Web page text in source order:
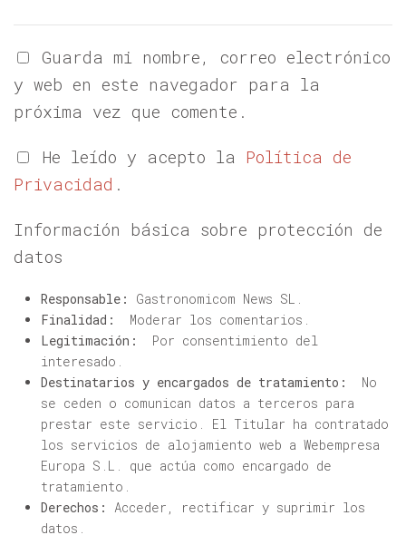
Guarda mi nombre, correo electrónico
y web en este navegador para la
próxima vez que comente.
He leído y acepto la Política de
Privacidad .
Información básica sobre protección de
datos
Responsable:
Gastronomicom News SL.
Finalidad:
Moderar los comentarios.
Legitimación:
Por consentimiento del
interesado.
Destinatarios y encargados de tratamiento:
No
se ceden o comunican datos a terceros para
prestar este servicio. El Titular ha contratado
los servicios de alojamiento web a Webempresa
Europa S.L. que actúa como encargado de
tratamiento.
Derechos: Acceder, rectificar y suprimir los
datos.